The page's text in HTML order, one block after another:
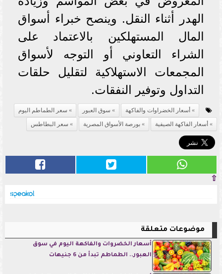
الهدر أثناء النقل. وينصح خبراء أسواق
المال المستهلكين بالاعتماد على
الشراء التعاوني أو التوجه لأسواق
المجمعات الاستهلاكية لتقليل حلقات
التداول وتوفير النفقات.
أسعار الخضراوات والفاكهة سوق العبور
سعر الطماطم اليوم
أسعار الفاكهة الصيفية
بورصة الأسواق المصرية سعر البطاطس
⇧
موضوعات متعلقة
أسعار الخضروات والفاكهة اليوم في سوق
العبور.. الطماطم تبدأ من 6 جنيهات